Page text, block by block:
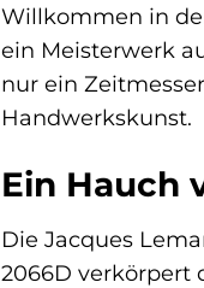
Willkommen in
ein Meisterwerk
nur ein
Handwerkskunst.
Ein Hauch
Die Jacques
2066D verkörpert